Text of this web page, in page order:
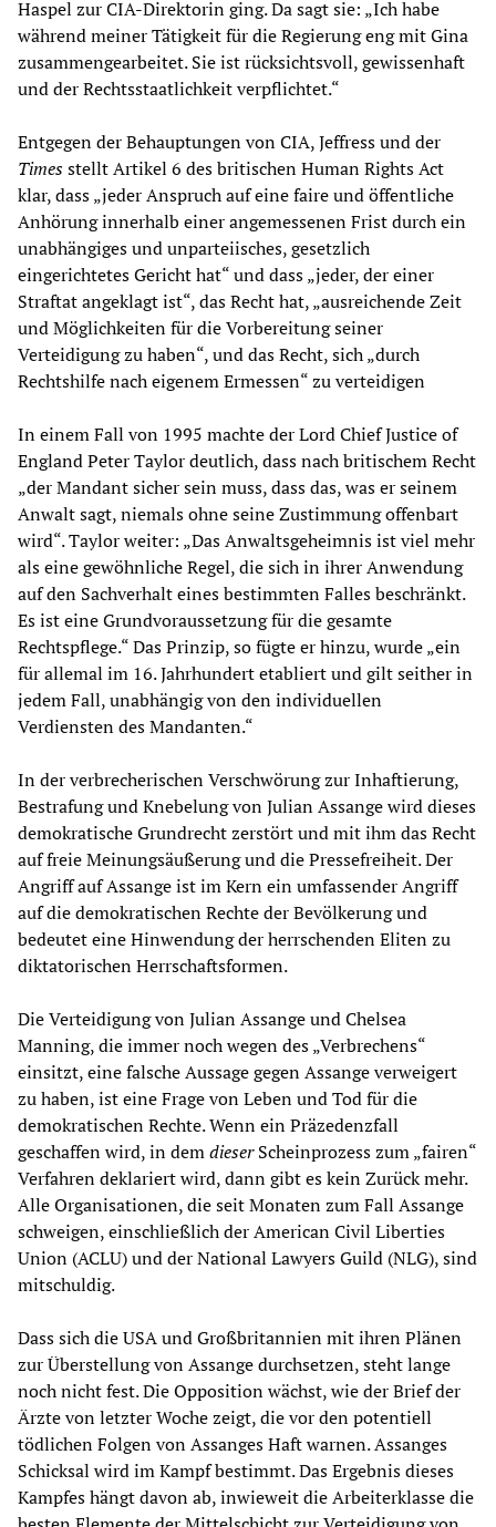
Haspel zur CIA-Direktorin ging. Da sagt sie: „Ich habe
während meiner Tätigkeit für die Regierung eng mit Gina
zusammengearbeitet. Sie ist rücksichtsvoll, gewissenhaft
und der Rechtsstaatlichkeit verpflichtet.“
Entgegen der Behauptungen von CIA, Jeffress und der
Timesstellt Artikel 6 des britischen Human Rights Act
klar, dass „jeder Anspruch auf eine faire und öffentliche
Anhörung innerhalb einer angemessenen Frist durch ein
unabhängiges und unparteiisches, gesetzlich
eingerichtetes Gericht hat“ und dass „jeder, der einer
Straftat angeklagt ist“, das Recht hat, „ausreichende Zeit
und Möglichkeiten für die Vorbereitung seiner
Verteidigung zu haben“, und das Recht, sich „durch
Rechtshilfe nach eigenem Ermessen“ zu verteidigen
In einem Fall von 1995 machte der Lord Chief Justice of
England Peter Taylor deutlich, dass nach britischem Recht
„der Mandant sicher sein muss, dass das, was er seinem
Anwalt sagt, niemals ohne seine Zustimmung offenbart
wird“. Taylor weiter: „Das Anwaltsgeheimnis ist viel mehr
als eine gewöhnliche Regel, die sich in ihrer Anwendung
auf den Sachverhalt eines bestimmten Falles beschränkt.
Es ist eine Grundvoraussetzung für die gesamte
Rechtspflege.“ Das Prinzip, so fügte er hinzu, wurde „ein
für allemal im 16. Jahrhundert etabliert und gilt seither in
jedem Fall, unabhängig von den individuellen
Verdiensten des Mandanten.“
In der verbrecherischen Verschwörung zur Inhaftierung,
Bestrafung und Knebelung von Julian Assange wird dieses
demokratische Grundrecht zerstört und mit ihm das Recht
auf freie Meinungsäußerung und die Pressefreiheit. Der
Angriff auf Assange ist im Kern ein umfassender Angriff
auf die demokratischen Rechte der Bevölkerung und
bedeutet eine Hinwendung der herrschenden Eliten zu
diktatorischen Herrschaftsformen.
Die Verteidigung von Julian Assange und Chelsea
Manning, die immer noch wegen des „Verbrechens“
einsitzt, eine falsche Aussage gegen Assange verweigert
zu haben, ist eine Frage von Leben und Tod für die
demokratischen Rechte. Wenn ein Präzedenzfall
geschaffen wird, in demdieserScheinprozess zum „fairen“
Verfahren deklariert wird, dann gibt es kein Zurück mehr.
Alle Organisationen, die seit Monaten zum Fall Assange
schweigen, einschließlich der American Civil Liberties
Union (ACLU) und der National Lawyers Guild (NLG), sind
mitschuldig.
Dass sich die USA und Großbritannien mit ihren Plänen
zur Überstellung von Assange durchsetzen, steht lange
noch nicht fest. Die Opposition wächst, wie der Brief der
Ärzte von letzter Woche zeigt, die vor den potentiell
tödlichen Folgen von Assanges Haft warnen. Assanges
Schicksal wird im Kampf bestimmt. Das Ergebnis dieses
Kampfes hängt davon ab, inwieweit die Arbeiterklasse die